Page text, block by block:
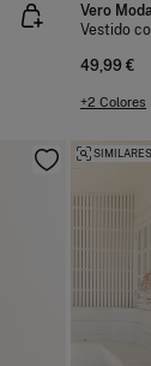
Vero Moda
49,99 €
+2 Colores
SIMILARES